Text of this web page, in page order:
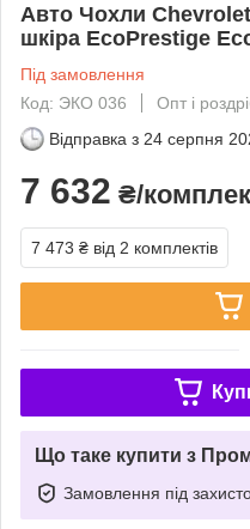
Авто Чохли
шкіра EcoPrestige
Під замовлення
Код: ЭКО 036
Опт і
Відправка з 24 серпня
7 632 ₴/
7 473 ₴ від 2 комплектів
Що таке купити з
Замовлення під